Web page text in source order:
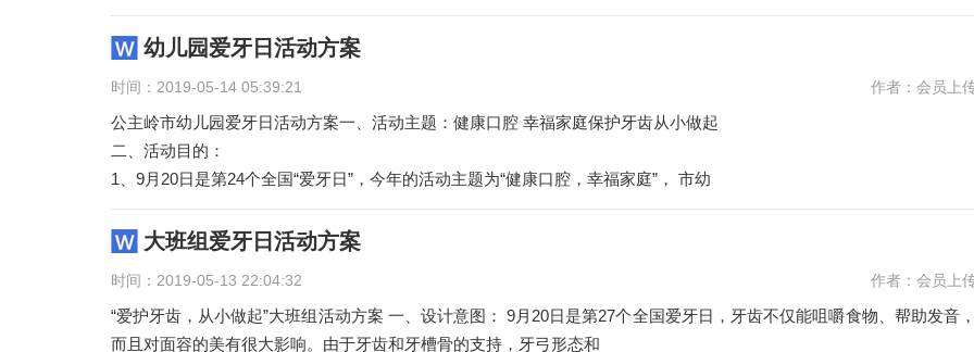
幼儿园爱牙日活动方案
时间：2019-05-14 05:39:21 作者：会员上
公主岭市幼儿园爱牙日活动方案一、活动主题：健康口腔 幸福家庭保护牙齿从小做起
二、活动目的：
1、9月20日是第24个全国“爱牙日”，今年的活动主题为“健康口腔，幸福家庭”， 市幼
大班组爱牙日活动方案
时间：2019-05-13 22:04:32 作者：会员上
“爱护牙齿，从小做起”大班组活动方案 一、设计意图： 9月20日是第27个全国爱牙日，牙齿不仅能咀嚼食物、帮助发音，
而且对面容的美有很大影响。由于牙齿和牙槽骨的支持，牙弓形态和